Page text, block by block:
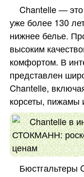
Chantelle —
уже более 130
нижнее белье.
высоким
комфортом. В
представлен
Chantelle,
корсеты, пижамы
Бюстгальтеры